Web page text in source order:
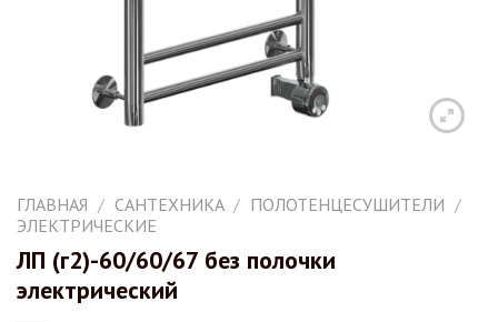
ГЛАВНАЯ / САНТЕХНИКА / ПОЛОТЕНЦЕСУШИТЕЛИ /
ЭЛЕКТРИЧЕСКИЕ
ЛП (г2)-60/60/67 без полочки
электрический